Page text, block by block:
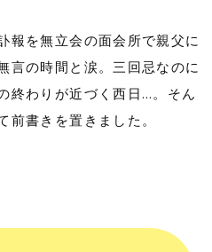
報を無立会の面会所で親父に
言の時間と涙。三回忌なのに
終わりが近づく西日…。そん
書きを置きました。